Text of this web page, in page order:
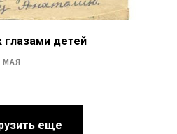
детей
МАЯ
еще